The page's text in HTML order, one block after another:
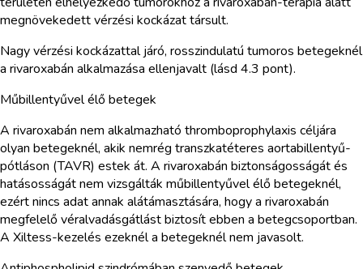
megnövekedett vérzési kockázat társult.
Nagy vérzési kockázattal járó, rosszindulatú tumoros betegeknél
a rivaroxabán alkalmazása ellenjavalt (lásd 4.3 pont).
Műbillentyűvel élő betegek
A rivaroxabán nem alkalmazható thromboprophylaxis céljára
olyan betegeknél, akik nemrég transzkatéteres aortabillentyű-
pótláson (TAVR) estek át. A rivaroxabán biztonságosságát és
hatásosságát nem vizsgálták műbillentyűvel élő betegeknél,
ezért nincs adat annak alátámasztására, hogy a rivaroxabán
megfelelő véralvadásgátlást biztosít ebben a betegcsoportban.
A Xiltess-kezelés ezeknél a betegeknél nem javasolt.